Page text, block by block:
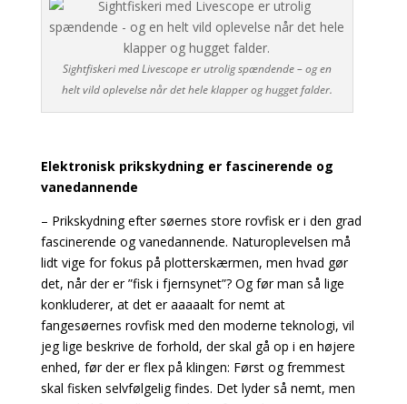
Sightfiskeri med Livescope er utrolig spændende – og en
helt vild oplevelse når det hele klapper og hugget falder.
Elektronisk prikskydning er fascinerende og
vanedannende
– Prikskydning efter søernes store rovfisk er i den grad
fascinerende og vanedannende. Naturoplevelsen må
lidt vige for fokus på plotterskærmen, men hvad gør
det, når der er ”fisk i fjernsynet”? Og før man så lige
konkluderer, at det er aaaaalt for nemt at
fangesøernes rovfisk med den moderne teknologi, vil
jeg lige beskrive de forhold, der skal gå op i en højere
enhed, før der er flex på klingen: Først og fremmest
skal fisken selvfølgelig findes. Det lyder så nemt, men